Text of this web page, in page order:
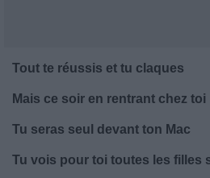
Tout te réussis et tu claques
Mais ce soir en rentrant chez toi
Tu seras seul devant ton Mac
Tu vois pour toi toutes les filles